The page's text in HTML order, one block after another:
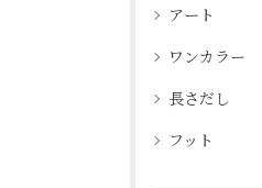
アート
ワンカラー
長さだし
フット